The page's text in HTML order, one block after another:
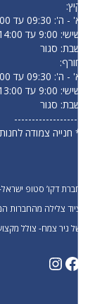
ה': 09:30 עד 18:00
סגור
ה': 09:30 עד 17:00
סגור
חנייה צמודה לחנות חינם
ניר צמח- צולל מקצועי